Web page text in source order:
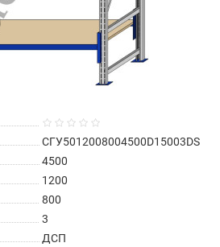
СГУ5012008004500D15003DS
4500
1200
800
3
ДСП